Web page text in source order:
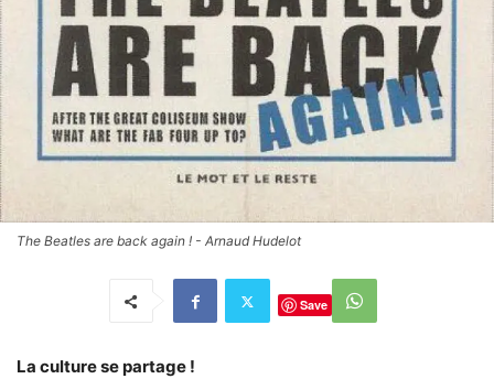
The Beatles are back again ! - Arnaud Hudelot
Save
La culture se partage !